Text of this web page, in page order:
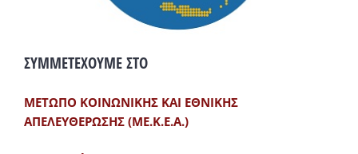
ΣΥΜΜΕΤΕΧΟΥΜΕ ΣΤΟ
ΜΕΤΩΠΟ ΚΟΙΝΩΝΙΚΗΣ ΚΑΙ ΕΘΝΙΚΗΣ
ΑΠΕΛΕΥΘΕΡΩΣΗΣ (ΜΕ.Κ.Ε.Α.)